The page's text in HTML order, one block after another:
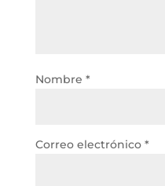
Nombre *
Correo electrónico *